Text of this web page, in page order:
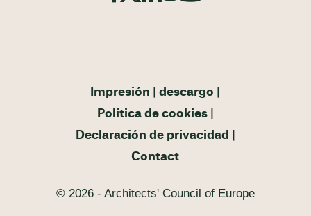
Impresión
descargo
Política de cookies
Declaración de privacidad
Contact
© 2026 - Architects' Council of Europe